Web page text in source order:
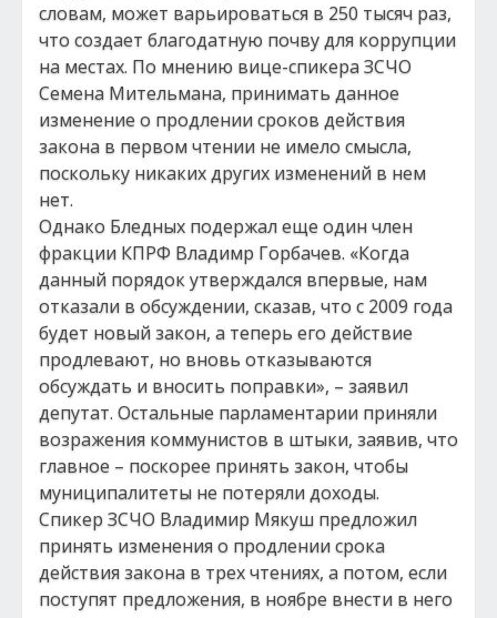
словам, может варьироваться в 250 тысяч раз,
что создает благодатную почву для коррупции
на местах. По мнению вице-спикера ЗСЧО
Семена Мительмана, принимать данное
изменение о продлении сроков действия
закона в первом чтении не имело смысла,
поскольку никаких других изменений в нем
нет.
Однако Бледных подержал еще один член
фракции КПРФ Владимр Горбачев. «Когда
данный порядок утверждался впервые, нам
отказали в обсуждении, сказав, что с 2009 года
будет новый закон, а теперь его действие
продлевают, но вновь отказываются
обсуждать и вносить поправки», – заявил
депутат. Остальные парламентарии приняли
возражения коммунистов в штыки, заявив, что
главное – поскорее принять закон, чтобы
муниципалитеты не потеряли доходы.
Спикер ЗСЧО Владимир Мякуш предложил
принять изменения о продлении срока
действия закона в трех чтениях, а потом, если
поступят предложения, в ноябре внести в него